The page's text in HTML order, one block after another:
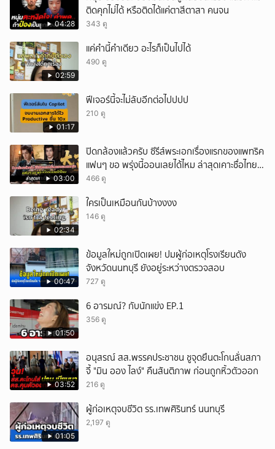
04:28
ติดคุกไม่ได้ หรือติดได้แค่ตาสีตาสา คนจน
343 ดู
02:59
แค่คำนี้คำเดียว อะไรก็เป็นไปได้
490 ดู
01:17
ฟีเจอร์นี้จะไม่ลับอีกต่อไปปปป
210 ดู
03:00
ปิดกล้องแล้วครับ ซีรีส์พระเอกเรื่องแรกของแพทริค
แฟนๆ ขอ พรุ่งนี้ออนเลยได้ไหม ล่าสุดเคาะชื่อไทย
แล้ว
466 ดู
02:34
ใครเป็นเหมือนกันบ้างงงง
146 ดู
00:47
ข้อมูลใหม่ถูกเปิดเผย! ปมผู้ก่อเหตุโรงเรียนดัง
จังหวัดนนทบุรี ยังอยู่ระหว่างตรวจสอบ
727 ดู
01:50
6 อารมณ์? กับนักแข่ง EP.1
356 ดู
03:52
อนุสรณ์ สส.พรรคประชาชน ชูจุดยืนตะโกนลั่นสภา
จี้ "มิน ออง ไลง์" คืนสันติภาพ ก่อนถูกหิ้วตัวออก
216 ดู
01:05
ผู้ก่อเหตุจบชีวิต รร.เทพศิรินทร์ นนทบุรี
2,197 ดู